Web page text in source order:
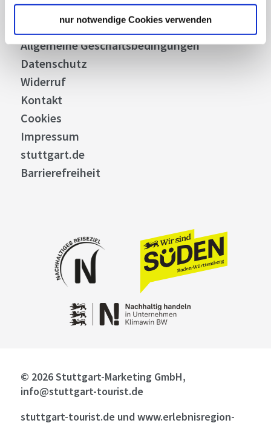
nur notwendige Cookies verwenden
Stuttgart Convention Bureau
Bilddatenbank
Allgemeine Geschäftsbedingungen
Datenschutz
Widerruf
Kontakt
Cookies
Impressum
stuttgart.de
Barrierefreiheit
© 2026 Stuttgart-Marketing GmbH,
info@stuttgart-tourist.de
stuttgart-tourist.de und www.erlebnisregion-